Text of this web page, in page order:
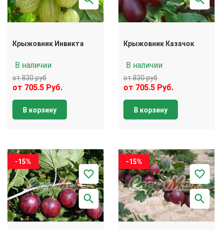
Крыжовник Инвикта
В наличии
от 830 руб
от 705.5 Руб.
В корзину
Крыжовник Казачок
В наличии
от 830 руб
от 705.5 Руб.
В корзину
-15% -15%